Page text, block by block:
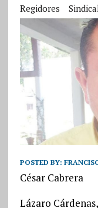
Regidores
POSTED BY:
César Cabrera
Lázaro